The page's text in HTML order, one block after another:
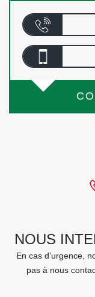
NOUS
En cas d’urgence,
pas à nous